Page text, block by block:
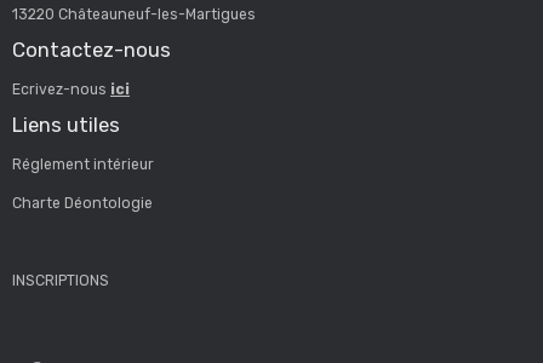
13220 Châteauneuf-les-Martigues
Contactez-nous
Ecrivez-nous ici
Liens utiles
Réglement intérieur
Charte Déontologie
INSCRIPTIONS